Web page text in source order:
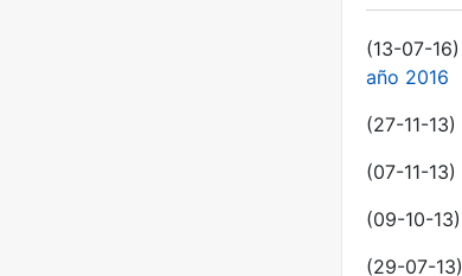
(13-07-16)
año 2016
(27-11-13)
(07-11-13)
(09-10-13)
(29-07-13)